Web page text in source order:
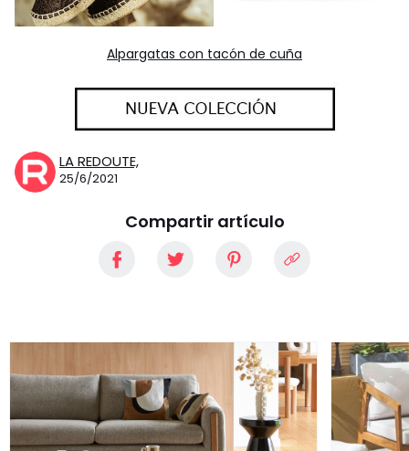
Alpargatas con tacón de cuña
LA REDOUTE,
25/6/2021
Compartir artículo